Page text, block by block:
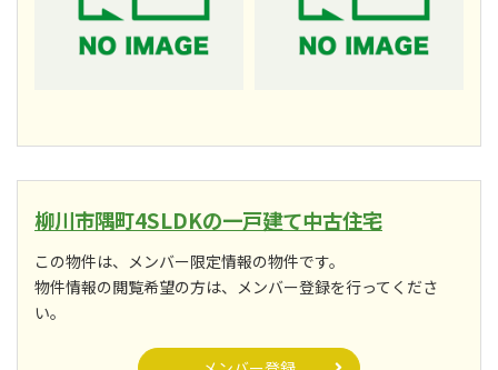
柳川市隅町4SLDKの一戸建て中古住宅
この物件は、メンバー限定情報の物件です。
物件情報の閲覧希望の方は、メンバー登録を行ってくださ
い。